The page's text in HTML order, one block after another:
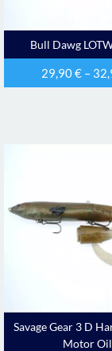
Bull Dawg
29,90€ –
Savage Gear 3 D
Motor Oil